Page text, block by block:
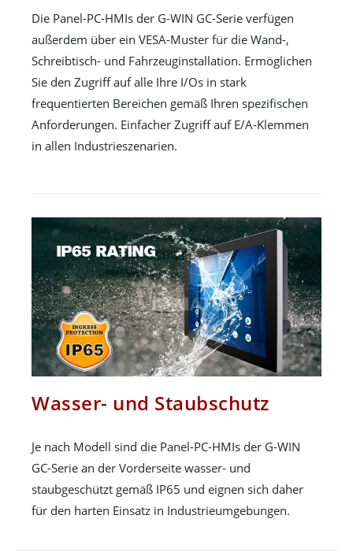
Die Panel-PC-HMIs der G-WIN GC-Serie verfügen
außerdem über ein VESA-Muster für die Wand-,
Schreibtisch- und Fahrzeuginstallation. Ermöglichen
Sie den Zugriff auf alle Ihre I/Os in stark
frequentierten Bereichen gemäß Ihren spezifischen
Anforderungen. Einfacher Zugriff auf E/A-Klemmen
in allen Industrieszenarien.
Wasser- und Staubschutz
Je nach Modell sind die Panel-PC-HMIs der G-WIN
GC-Serie an der Vorderseite wasser- und
staubgeschützt gemäß IP65 und eignen sich daher
für den harten Einsatz in Industrieumgebungen.